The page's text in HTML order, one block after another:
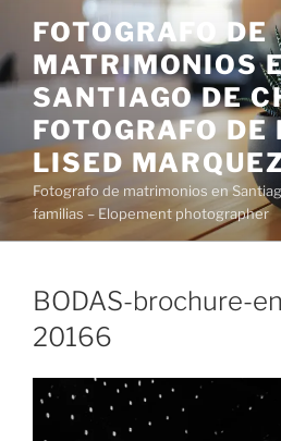
contenido
FOTOGRAFO DE
MATRIMONIOS
SANTIAGO DE
FOTOGRAFO DE
LISED
Fotografo de matrimonios en
familias – Elopement photographer
BODAS-brochure-
20166